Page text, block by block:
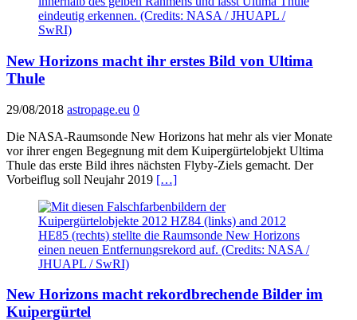
New Horizons macht ihr erstes Bild von Ultima
Thule
29/08/2018 astropage.eu 0
Die NASA-Raumsonde New Horizons hat mehr als vier Monate
vor ihrer engen Begegnung mit dem Kuipergürtelobjekt Ultima
Thule das erste Bild ihres nächsten Flyby-Ziels gemacht. Der
Vorbeiflug soll Neujahr 2019 […]
New Horizons macht rekordbrechende Bilder im
Kuipergürtel